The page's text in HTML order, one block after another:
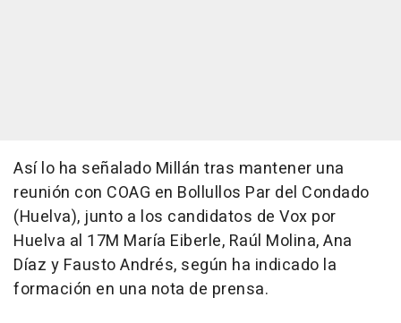
Así lo ha señalado Millán tras mantener una
reunión con COAG en Bollullos Par del Condado
(Huelva), junto a los candidatos de Vox por
Huelva al 17M María Eiberle, Raúl Molina, Ana
Díaz y Fausto Andrés, según ha indicado la
formación en una nota de prensa.